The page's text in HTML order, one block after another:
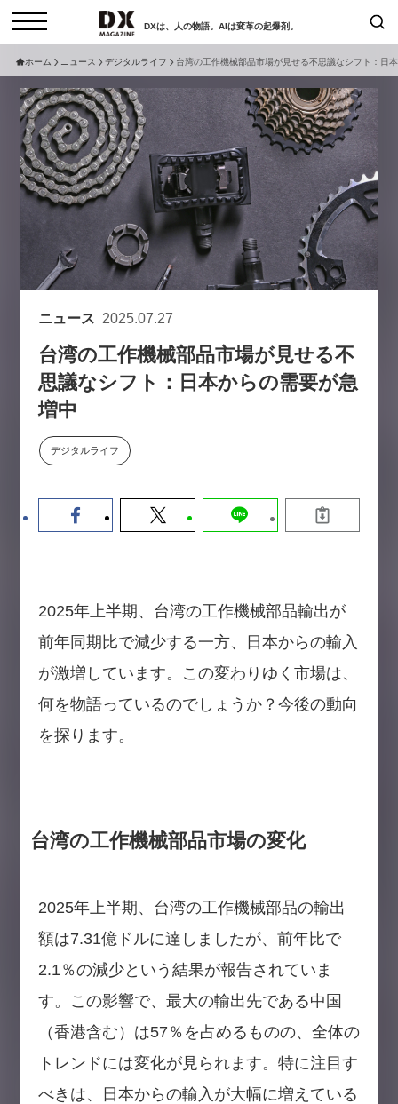
DXは、人の物語。AIは変革の起爆剤。
コラム インタビュー
セミナー ニュース
サービスメニュー 日本オムニチャネル協会
トップページ
特集
動画
サイトマップ
お問い合わせ
個人情報保護法について
採用情報
検索
現在開催予定のセミナー
セミナー
非公開: 【8/6開催】AIエージェン
ト時代、日本企業は何から始める
新潮流から学ぶ〜
セミナー
【8/12開催】「イノベーションを
ホーム ニュース デジタルライフ 台湾の工作機械部品市場が見せる不思議なシフト：日
ニュース 2025.07.27
台湾の工作機械部品市場が見せる不
思議なシフト：日本からの需要が急
増中
デジタルライフ
2025年上半期、台湾の工作機械部品輸出が
前年同期比で減少する一方、日本からの輸入
が激増しています。この変わりゆく市場は、
何を物語っているのでしょうか？今後の動向
を探ります。
台湾の工作機械部品市場の変化
2025年上半期、台湾の工作機械部品の輸出
額は7.31億ドルに達しましたが、前年比で
2.1％の減少という結果が報告されていま
す。この影響で、最大の輸出先である中国
（香港含む）は57％を占めるものの、全体の
トレンドには変化が見られます。特に注目す
べきは、日本からの輸入が大幅に増えている